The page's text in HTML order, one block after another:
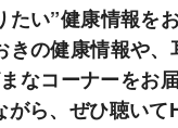
い”健康情報を
の健康情報や、
なコーナーをお
ら、ぜひ聴い